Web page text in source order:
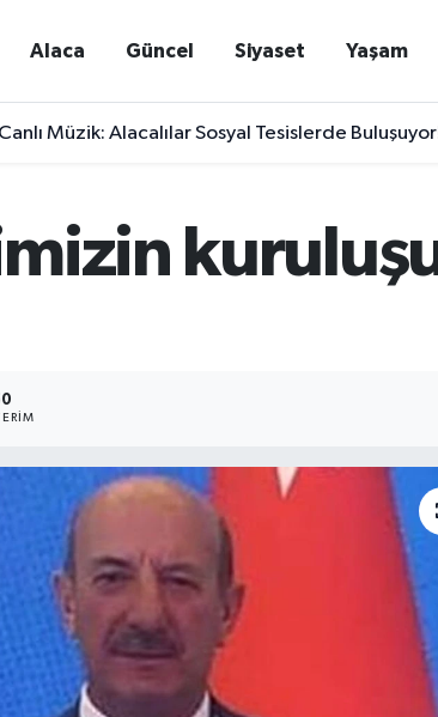
Alaca Güncel Siyaset Yaşam
Müzik: Alacalılar Sosyal Tesislerde